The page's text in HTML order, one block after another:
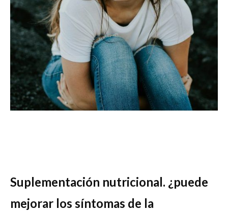
Suplementación nutricional. ¿puede
mejorar los síntomas de la